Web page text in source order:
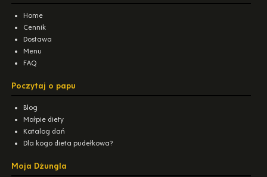
Home
Cennik
Dostawa
Menu
FAQ
Poczytaj o papu
Blog
Małpie diety
Katalog dań
Dla kogo dieta pudełkowa?
Moja Dżungla